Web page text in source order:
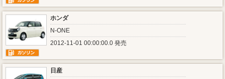
ホンダ
N-ONE
2012-11-01 00:00:00.0 発売
日産